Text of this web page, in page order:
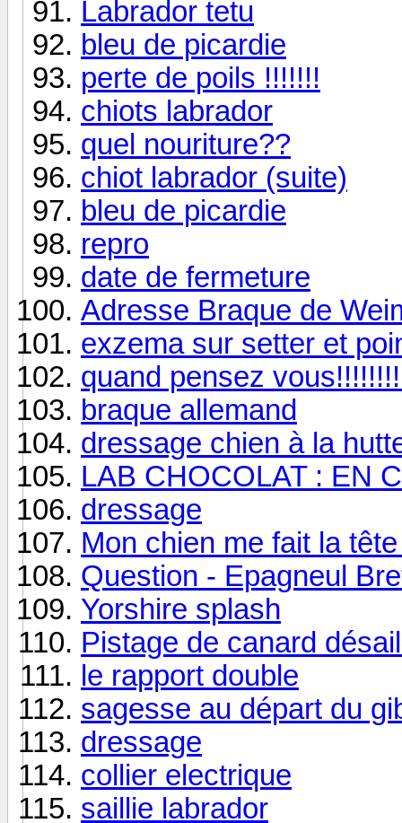
Labrador tetu
bleu de picardie
perte de poils !!!!!!!
chiots labrador
quel nouriture??
chiot labrador (suite)
bleu de picardie
repro
date de fermeture
Adresse Braque de
exzema sur setter et
quand pensez
braque allemand
dressage chien à la
LAB CHOCOLAT : EN
dressage
Mon chien me fait la
Question - Epagneul
Yorshire splash
Pistage de canard
le rapport double
sagesse au départ du
dressage
collier electrique
saillie labrador